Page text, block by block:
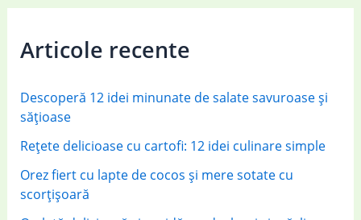
r
h
o
r
Articole recente
Descoperă 12 idei minunate de salate savuroase și
sățioase
Rețete delicioase cu cartofi: 12 idei culinare simple
Orez fiert cu lapte de cocos și mere sotate cu
scorțișoară